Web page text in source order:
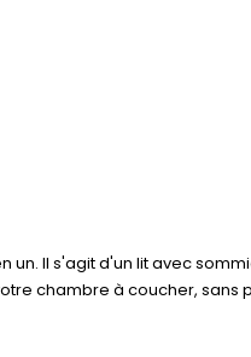
un. Il s'agit d'un lit avec
chambre à coucher, sans